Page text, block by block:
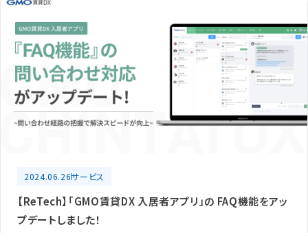
2024.06.26サービス
【ReTech】「GMO賃貸DX 入居者アプリ」の FAQ機能をアッ
プデートしました！